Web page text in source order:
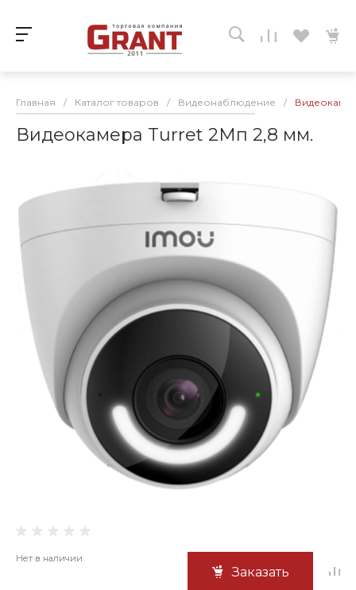
Главная / Каталог товаров / Видеонаблюдение /
Видеокамера Turret 2Мп 2,8 мм.
Нет в наличии
Заказать